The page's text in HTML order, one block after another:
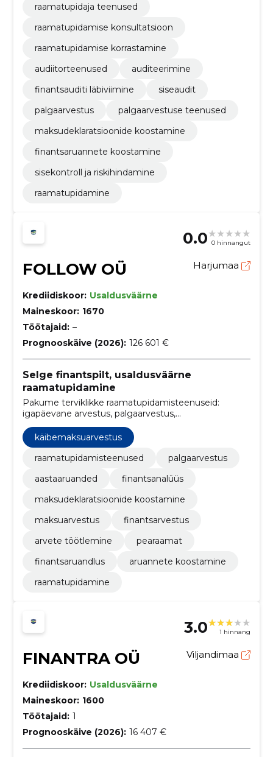
raamatupidaja teenused
raamatupidamise konsultatsioon
raamatupidamise korrastamine
audiitorteenused
auditeerimine
finantsauditi läbiviimine
siseaudit
palgaarvestus
palgaarvestuse teenused
maksudeklaratsioonide koostamine
finantsaruannete koostamine
sisekontroll ja riskihindamine
raamatupidamine
0.0 0 hinnangut
FOLLOW OÜ Harjumaa
Krediidiskoor: Usaldusväärne
Maineskoor: 1670
Töötajaid: –
Prognooskäive (2026): 126 601 €
Selge finantspilt, usaldusväärne
raamatupidamine
Pakume terviklikke raamatupidamisteenuseid:
igapäevane arvestus, palgaarvestus,
maksudeklaratsioonid ja finantsanalüüs. Tagame
täpsuse, vastavuse ja otsuste toetuse riskide
vähendamiseks.
käibemaksuarvestus
raamatupidamisteenused
palgaarvestus
aastaaruanded
finantsanalüüs
maksudeklaratsioonide koostamine
maksuarvestus
finantsarvestus
arvete töötlemine
pearaamat
finantsaruandlus
aruannete koostamine
raamatupidamine
3.0 1 hinnang
FINANTRA OÜ Viljandimaa
Krediidiskoor: Usaldusväärne
Maineskoor: 1600
Töötajaid: 1
Prognooskäive (2026): 16 407 €